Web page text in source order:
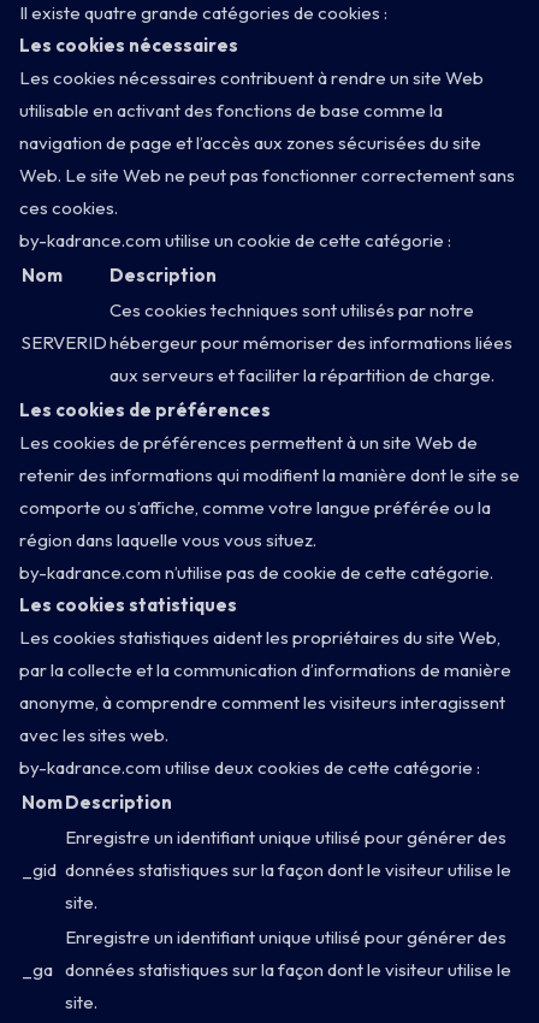
Programma
Il existe quatre grande catégories de cookies :
Les cookies nécessaires
Les cookies nécessaires contribuent à rendre un site Web
utilisable en activant des fonctions de base comme la
navigation de page et l’accès aux zones sécurisées du site
Web. Le site Web ne peut pas fonctionner correctement sans
ces cookies.
by-kadrance.com utilise un cookie de cette catégorie :
Nom
Description
SERVERID
Ces cookies techniques sont utilisés par notre
hébergeur pour mémoriser des informations liées
aux serveurs et faciliter la répartition de charge.
Les cookies de préférences
Les cookies de préférences permettent à un site Web de
retenir des informations qui modifient la manière dont le site se
comporte ou s’affiche, comme votre langue préférée ou la
région dans laquelle vous vous situez.
by-kadrance.com n’utilise pas de cookie de cette catégorie.
Les cookies statistiques
Les cookies statistiques aident les propriétaires du site Web,
par la collecte et la communication d’informations de manière
anonyme, à comprendre comment les visiteurs interagissent
avec les sites web.
by-kadrance.com utilise deux cookies de cette catégorie :
NomDescription
_gid
Enregistre un identifiant unique utilisé pour générer des
données statistiques sur la façon dont le visiteur utilise le
site.
_ga
Enregistre un identifiant unique utilisé pour générer des
données statistiques sur la façon dont le visiteur utilise le
site.